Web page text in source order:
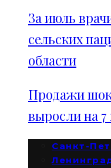
За июль
сельских
области
Продажи
выросли на
Санкт-